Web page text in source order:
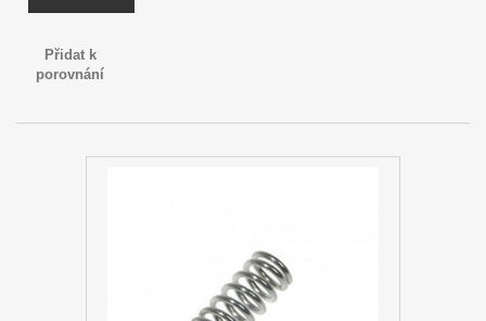
Přidat k
porovnání